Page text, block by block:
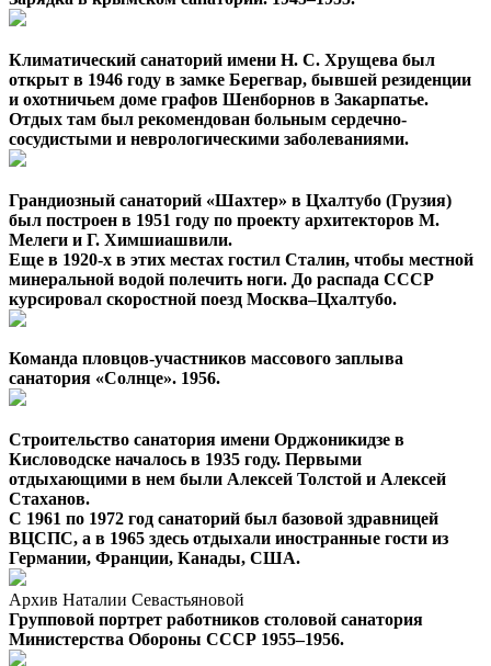
Климатический санаторий имени Н. С. Хрущева был
открыт в 1946 году в замке Берегвар, бывшей резиденции
и охотничьем доме графов Шенборнов в Закарпатье.
Отдых там был рекомендован больным сердечно-
сосудистыми и неврологическими заболеваниями.
Грандиозный санаторий «Шахтер» в Цхалтубо (Грузия)
был построен в 1951 году по проекту архитекторов М.
Мелеги и Г. Химшиашвили.
Еще в 1920-х в этих местах гостил Сталин, чтобы местной
минеральной водой полечить ноги. До распада СССР
курсировал скоростной поезд Москва–Цхалтубо.
Команда пловцов-участников массового заплыва
санатория «Солнце». 1956.
Строительство санатория имени Орджоникидзе в
Кисловодске началось в 1935 году. Первыми
отдыхающими в нем были Алексей Толстой и Алексей
Стаханов.
С 1961 по 1972 год санаторий был базовой здравницей
ВЦСПС, а в 1965 здесь отдыхали иностранные гости из
Германии, Франции, Канады, США.
Архив Наталии Севастьяновой
Групповой портрет работников столовой санатория
Министерства Обороны СССР 1955–1956.